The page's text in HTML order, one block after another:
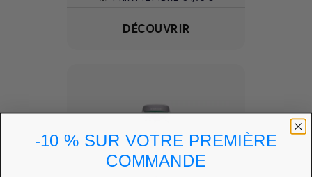
DÉCOUVRIR
-10 % SUR VOTRE PREMIÈRE
COMMANDE